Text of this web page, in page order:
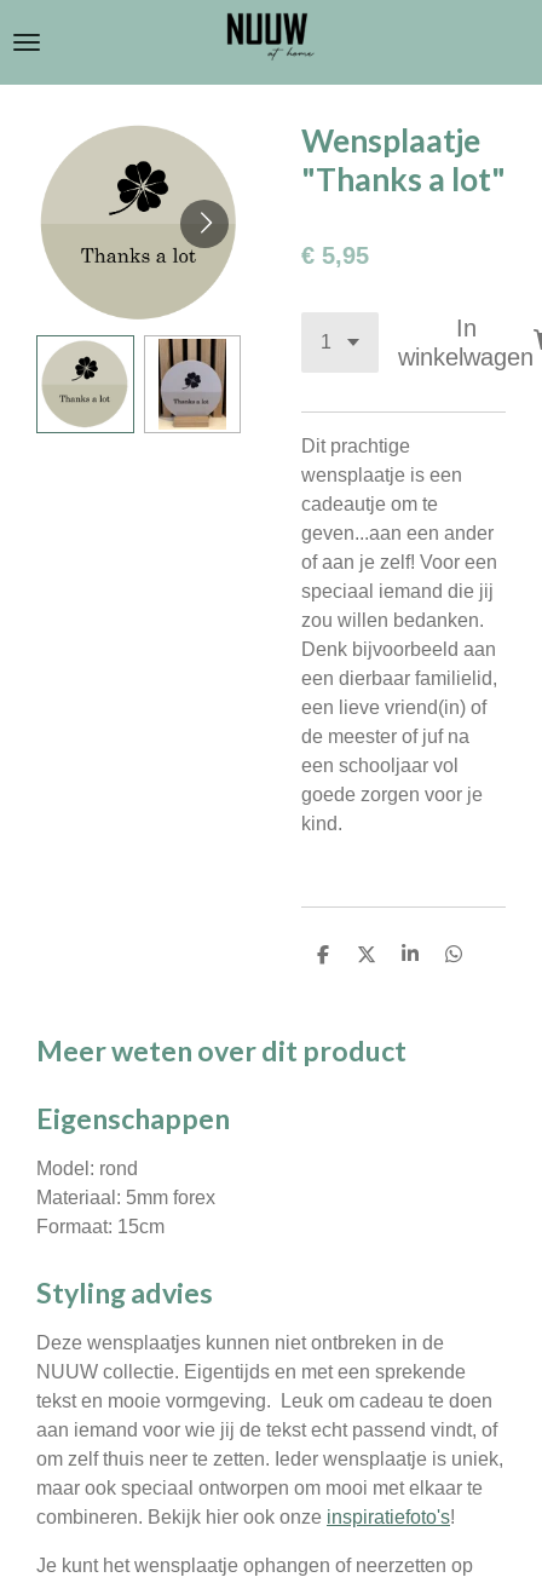
direct
naar
hoofdinhoud
Wensplaatje
"Thanks a lot"
€ 5,95
In
winkelwagen
Dit prachtige
wensplaatje is een
cadeautje om te
geven...aan een ander
of aan je zelf! Voor een
speciaal iemand die jij
zou willen bedanken.
Denk bijvoorbeeld aan
een dierbaar familielid,
een lieve vriend(in) of
de meester of juf na
een schooljaar vol
goede zorgen voor je
kind.
D
D
S
D
Meer weten over dit product
Eigenschappen
Model: rond
Materiaal: 5mm forex
Formaat: 15cm
Styling advies
Deze wensplaatjes kunnen niet ontbreken in de
NUUW collectie. Eigentijds en met een sprekende
tekst en mooie vormgeving. Leuk om cadeau te doen
aan iemand voor wie jij de tekst echt passend vindt, of
om zelf thuis neer te zetten. Ieder wensplaatje is uniek,
maar ook speciaal ontworpen om mooi met elkaar te
combineren. Bekijk hier ook onze inspiratiefoto's!
Je kunt het wensplaatje ophangen of neerzetten op